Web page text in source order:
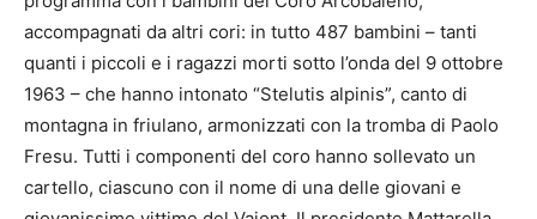
accompagnati da altri cori: in tutto 487 bambini – tanti
quanti i piccoli e i ragazzi morti sotto l’onda del 9 ottobre
1963 – che hanno intonato “Stelutis alpinis”, canto di
montagna in friulano, armonizzati con la tromba di Paolo
Fresu. Tutti i componenti del coro hanno sollevato un
cartello, ciascuno con il nome di una delle giovani e